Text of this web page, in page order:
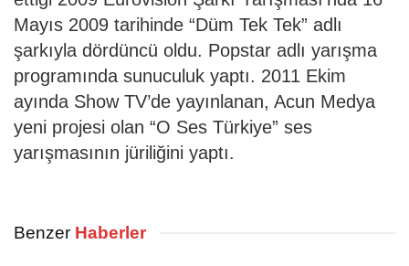
Mayıs 2009 tarihinde “Düm Tek Tek” adlı
şarkıyla dördüncü oldu. Popstar adlı yarışma
programında sunuculuk yaptı. 2011 Ekim
ayında Show TV’de yayınlanan, Acun Medya
yeni projesi olan “O Ses Türkiye” ses
yarışmasının jüriliğini yaptı.
Benzer Haberler